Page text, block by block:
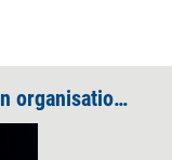
„Mitarbeiter-Segmentierung ist ein organisationaler Amoklauf“